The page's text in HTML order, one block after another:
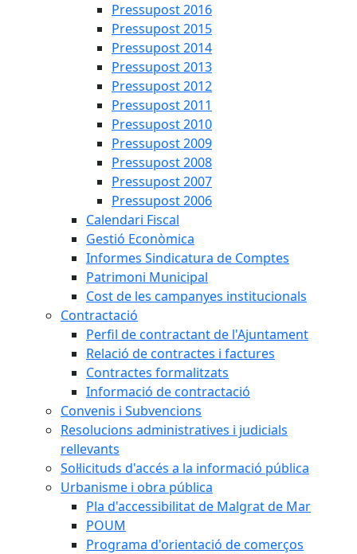
Pressupost 2016
Pressupost 2015
Pressupost 2014
Pressupost 2013
Pressupost 2012
Pressupost 2011
Pressupost 2010
Pressupost 2009
Pressupost 2008
Pressupost 2007
Pressupost 2006
Calendari Fiscal
Gestió Econòmica
Informes Sindicatura de Comptes
Patrimoni Municipal
Cost de les campanyes institucionals
Contractació
Perfil de contractant de l'Ajuntament
Relació de contractes i factures
Contractes formalitzats
Informació de contractació
Convenis i Subvencions
Resolucions administratives i judicials
rellevants
Sol·licituds d'accés a la informació pública
Urbanisme i obra pública
Pla d'accessibilitat de Malgrat de Mar
POUM
Programa d'orientació de comerços